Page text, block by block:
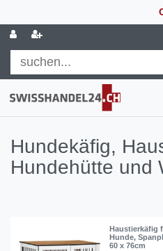
Hundekäfig,
Hundehütte und
Haustierkäfig
Hunde,
60 x 76cm